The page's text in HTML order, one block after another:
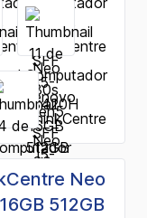
Neo
512GB